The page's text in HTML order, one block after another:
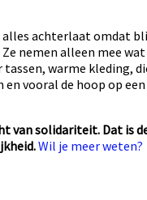
alles achterlaat omdat
nemen alleen mee wat
tassen, warme kleding,
en vooral de hoop op
van solidariteit. Dat is
Wil je meer weten?